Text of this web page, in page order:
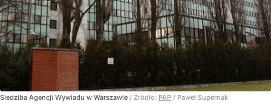
Siedziba Agencji Wywiadu w Warszawie / Źródło: PAP / Paweł Supernak